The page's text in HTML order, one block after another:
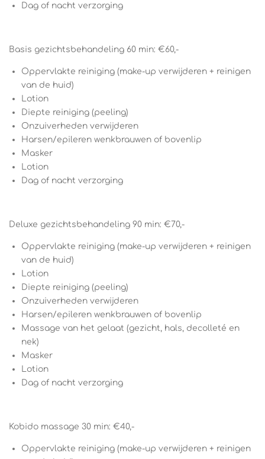
Dag of nacht verzorging
Basis gezichtsbehandeling 60 min: €60,-
Oppervlakte reiniging (make-up verwijderen + reinigen
van de huid)
Lotion
Diepte reiniging (peeling)
Onzuiverheden verwijderen
Harsen/epileren wenkbrauwen of bovenlip
Masker
Lotion
Dag of nacht verzorging
Deluxe gezichtsbehandeling 90 min: €70,-
Oppervlakte reiniging (make-up verwijderen + reinigen
van de huid)
Lotion
Diepte reiniging (peeling)
Onzuiverheden verwijderen
Harsen/epileren wenkbrauwen of bovenlip
Massage van het gelaat (gezicht, hals, decolleté en
nek)
Masker
Lotion
Dag of nacht verzorging
Kobido massage 30 min: €40,-
Oppervlakte reiniging (make-up verwijderen + reinigen